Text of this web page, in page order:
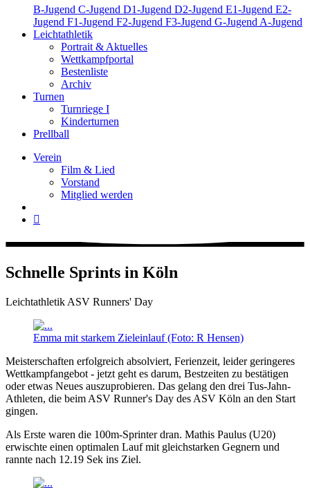
B-Jugend C-Jugend D1-Jugend D2-Jugend E1-Jugend E2-
Jugend F1-Jugend F2-Jugend F3-Jugend G-Jugend A-Jugend
Leichtathletik
Portrait & Aktuelles
Wettkampfportal
Bestenliste
Archiv
Turnen
Turnriege I
Kinderturnen
Prellball
Verein
Film & Lied
Vorstand
Mitglied werden
Schnelle Sprints in Köln
Leichtathletik ASV Runners' Day
Emma mit starkem Zieleinlauf (Foto: R Hensen)
Meisterschaften erfolgreich absolviert, Ferienzeit, leider geringeres
Wettkampfangebot - jetzt geht es darum, Bestzeiten zu bestätigen
oder etwas Neues auszuprobieren. Das gelang den drei Tus-Jahn-
Athleten, die beim ASV Runner's Day des ASV Köln an den Start
gingen.
Als Erste waren die 100m-Sprinter dran. Mathis Paulus (U20)
erwischte einen optimalen Lauf mit gleichstarken Gegnern und
rannte nach 12.19 Sek ins Ziel.